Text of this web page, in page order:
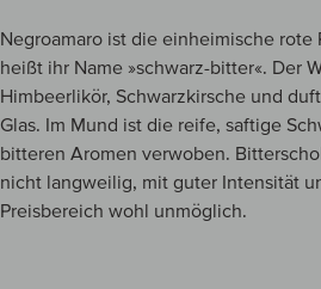
Negroamaro ist die einheimische
heißt ihr Name »schwarz-bitter«. Der
Himbeerlikör, Schwarzkirsche und
Glas. Im Mund ist die reife, saftige
bitteren Aromen verwoben.
nicht langweilig, mit guter Intensität
Preisbereich wohl unmöglich.